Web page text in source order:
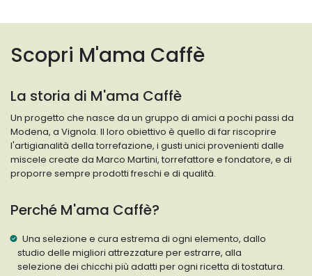
Scopri M'ama Caffè
La storia di M'ama Caffè
Un progetto che nasce da un gruppo di amici a pochi passi da
Modena, a Vignola. Il loro obiettivo è quello di far riscoprire
l'artigianalità della torrefazione, i gusti unici provenienti dalle
miscele create da Marco Martini, torrefattore e fondatore, e di
proporre sempre prodotti freschi e di qualità.
Perché M'ama Caffè?
Una selezione e cura estrema di ogni elemento, dallo
studio delle migliori attrezzature per estrarre, alla
selezione dei chicchi più adatti per ogni ricetta di tostatura.